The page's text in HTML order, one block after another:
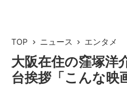
TOP ニュース エンタメ
大阪在住の窪塚洋
台挨拶「こんな映